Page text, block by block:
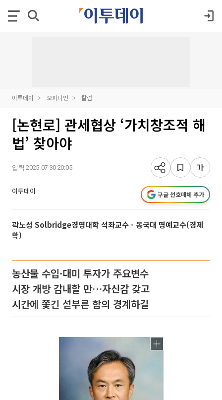
이투데이 오피니언 칼럼
[논현로] 관세협상 ‘가치창조적 해
법’ 찾아야
입력 2025-07-30 20:05
이투데이 구글 선호매체 추가
곽노성 Solbridge경영대학 석좌교수ㆍ동국대 명예교수(경제
학)
농산물 수입·대미 투자가 주요변수
시장 개방 감내할 만…자신감 갖고
시간에 쫓긴 섣부른 합의 경계하길